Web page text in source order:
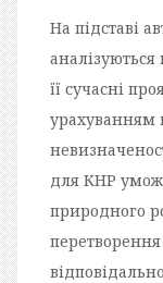
На підставі
аналізуються
її сучасні
урахуванням
для КНР
природного